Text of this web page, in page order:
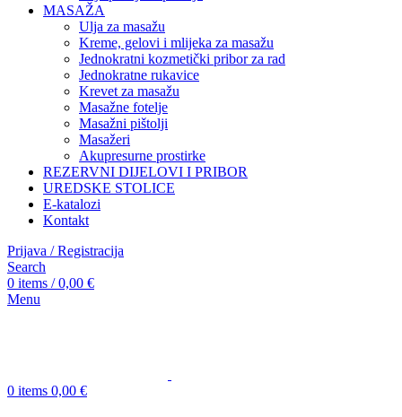
MASAŽA
Ulja za masažu
Kreme, gelovi i mlijeka za masažu
Jednokratni kozmetički pribor za rad
Jednokratne rukavice
Krevet za masažu
Masažne fotelje
Masažni pištolji
Masažeri
Akupresurne prostirke
REZERVNI DIJELOVI I PRIBOR
UREDSKE STOLICE
E-katalozi
Kontakt
Prijava / Registracija
Search
0 items / 0,00 €
Menu
0 items 0,00 €